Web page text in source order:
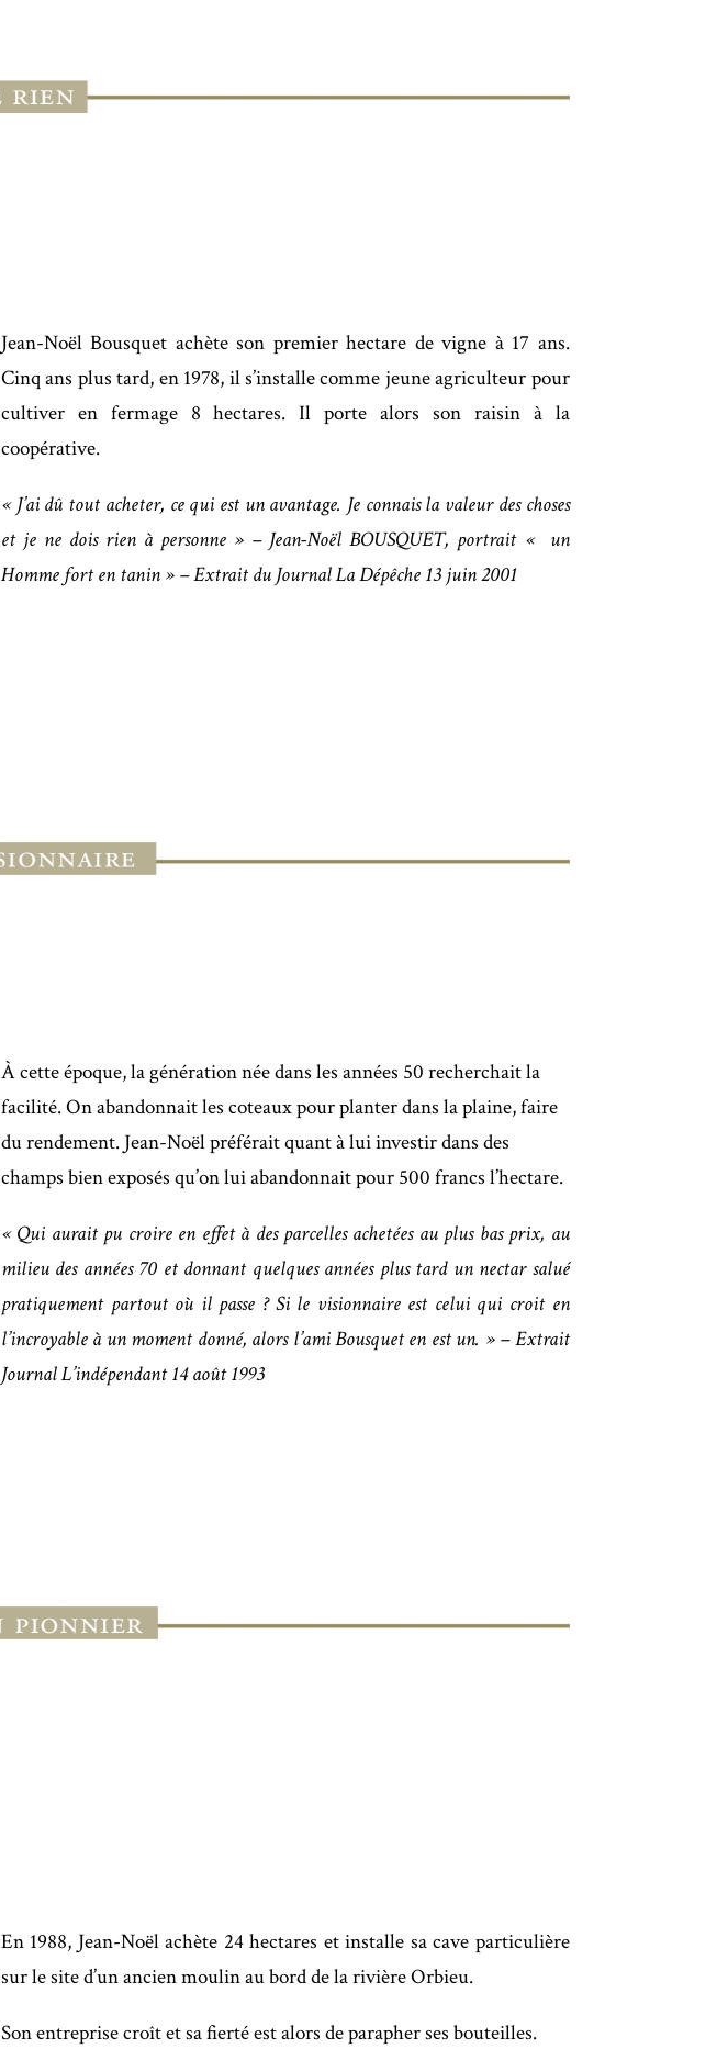
Jean-Noël Bousquet achète son premier hectare de vigne à 17 ans.
Cinq ans plus tard, en 1978, il s’installe comme jeune agriculteur pour
cultiver en fermage 8 hectares. Il porte alors son raisin à la
coopérative.
« J’ai dû tout acheter, ce qui est un avantage. Je connais la valeur des choses
et je ne dois rien à personne » – Jean-Noël BOUSQUET, portrait « un
Homme fort en tanin » – Extrait du Journal La Dépêche 13 juin 2001
À cette époque, la génération née dans les années 50 recherchait la
facilité. On abandonnait les coteaux pour planter dans la plaine, faire
du rendement. Jean-Noël préférait quant à lui investir dans des
champs bien exposés qu’on lui abandonnait pour 500 francs l’hectare.
« Qui aurait pu croire en effet à des parcelles achetées au plus bas prix, au
milieu des années 70 et donnant quelques années plus tard un nectar salué
pratiquement partout où il passe ? Si le visionnaire est celui qui croit en
l’incroyable à un moment donné, alors l’ami Bousquet en est un. » – Extrait
Journal L’indépendant 14 août 1993
En 1988, Jean-Noël achète 24 hectares et installe sa cave particulière
sur le site d’un ancien moulin au bord de la rivière Orbieu.
Son entreprise croît et sa fierté est alors de parapher ses bouteilles.